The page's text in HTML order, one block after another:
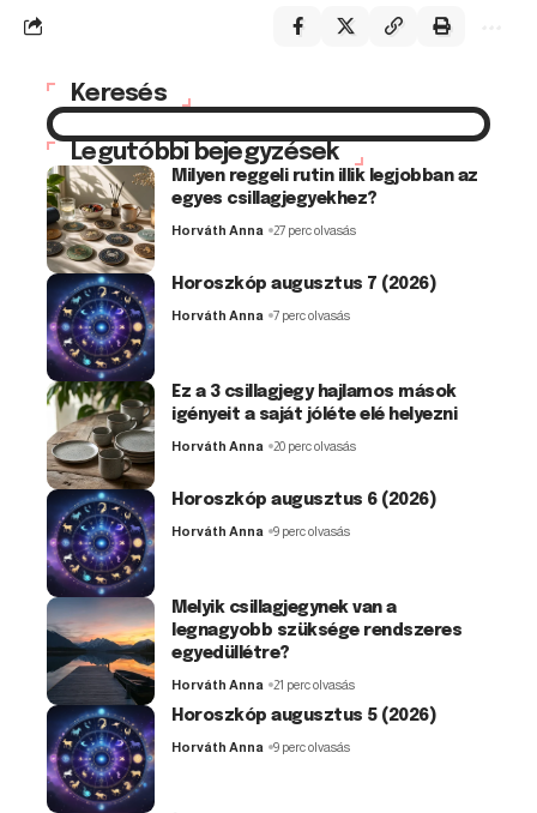
Keresés
Legutóbbi bejegyzések
Milyen reggeli rutin illik legjobban az
egyes csillagjegyekhez?
Horváth Anna 27 perc olvasás
Horoszkóp augusztus 7 (2026)
Horváth Anna 7 perc olvasás
Ez a 3 csillagjegy hajlamos mások
igényeit a saját jóléte elé helyezni
Horváth Anna 20 perc olvasás
Horoszkóp augusztus 6 (2026)
Horváth Anna 9 perc olvasás
Melyik csillagjegynek van a
legnagyobb szüksége rendszeres
egyedüllétre?
Horváth Anna 21 perc olvasás
Horoszkóp augusztus 5 (2026)
Horváth Anna 9 perc olvasás